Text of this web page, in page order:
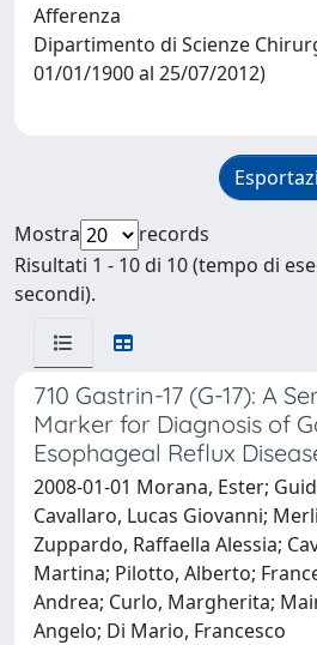
Afferenza
Dipartimento di Scienze
01/01/1900 al 25/07/2012)
Mostra
records
Risultati 1 - 10 di 10 (tempo di
secondi).
710 Gastrin-17 (G-17): A
Marker for Diagnosis of
Esophageal Reflux
2008-01-01 Morana, Ester;
Cavallaro, Lucas Giovanni;
Zuppardo, Raffaella Alessia;
Martina; Pilotto, Alberto;
Andrea; Curlo, Margherita;
Angelo; Di Mario, Francesco